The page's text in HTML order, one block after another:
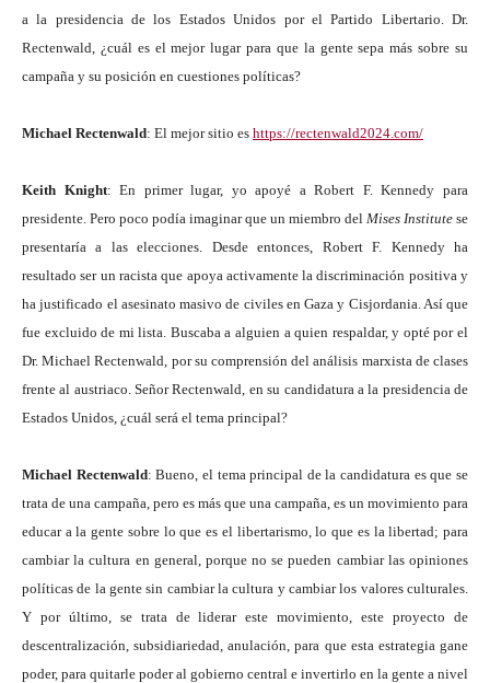
a la presidencia de los Estados Unidos por el Partido Libertario. Dr.
Rectenwald, ¿cuál es el mejor lugar para que la gente sepa más sobre su
campaña y su posición en cuestiones políticas?
Michael Rectenwald: El mejor sitio es https://rectenwald2024.com/
Keith Knight: En primer lugar, yo apoyé a Robert F. Kennedy para
presidente. Pero poco podía imaginar que un miembro del Mises Institute se
presentaría a las elecciones. Desde entonces, Robert F. Kennedy ha
resultado ser un racista que apoya activamente la discriminación positiva y
ha justificado el asesinato masivo de civiles en Gaza y Cisjordania. Así que
fue excluido de mi lista. Buscaba a alguien a quien respaldar, y opté por el
Dr. Michael Rectenwald, por su comprensión del análisis marxista de clases
frente al austriaco. Señor Rectenwald, en su candidatura a la presidencia de
Estados Unidos, ¿cuál será el tema principal?
Michael Rectenwald: Bueno, el tema principal de la candidatura es que se
trata de una campaña, pero es más que una campaña, es un movimiento para
educar a la gente sobre lo que es el libertarismo, lo que es la libertad; para
cambiar la cultura en general, porque no se pueden cambiar las opiniones
políticas de la gente sin cambiar la cultura y cambiar los valores culturales.
Y por último, se trata de liderar este movimiento, este proyecto de
descentralización, subsidiariedad, anulación, para que esta estrategia gane
poder, para quitarle poder al gobierno central e invertirlo en la gente a nivel